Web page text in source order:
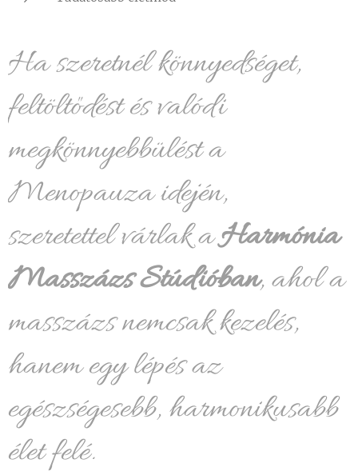
Ha szeretnél könnyedséget,
feltöltődést és valódi
megkönnyebbülést a
Menopauza idején,
szeretettel várlak aHarmónia
Masszázs Stúdióban, ahol a
masszázs nemcsak kezelés,
hanem egy lépés az
egészségesebb, harmonikusabb
élet felé.